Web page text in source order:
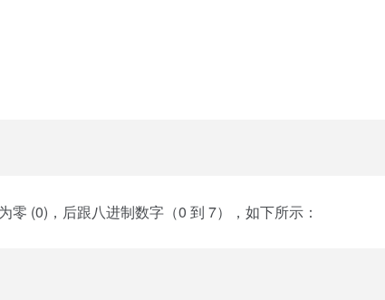
(0)，后跟八进制数字（0 到 7），如下所示：